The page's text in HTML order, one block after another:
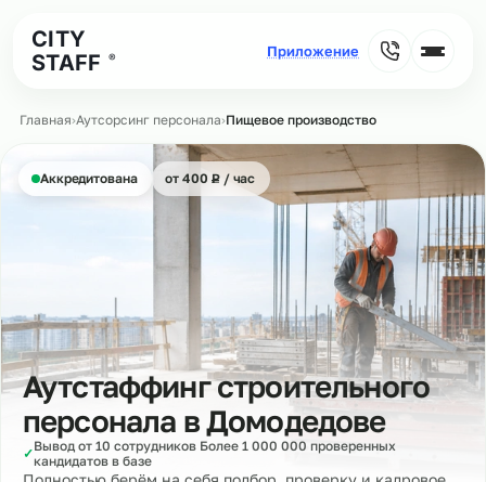
CITY
STAFF
®
Главная›Аутсорсинг персонала›Пищевое производство
Аккредитована от 400 ₽
Р/ час
Аутстаффинг строительного
персонала вДомодедове
✓Вывод от 10 сотрудников Более 1 000 000 проверенных
кандидатов в базе